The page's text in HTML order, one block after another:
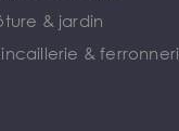
& jardin
&